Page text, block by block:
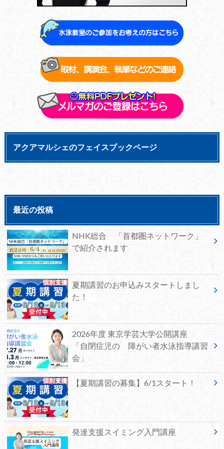
アクアマルシェのフェイスブックページ
最近の投稿
NHK総合 「首都圏ネットワーク」
で紹介されます
夏期講習のお申込みスタートしまし
た！
2026年度 東京学芸大学公開講座
「自閉症児の 障がい者水泳指導講習
会」
【夏期講習の募集】6/1スタート！
発達支援スイミング入門講座